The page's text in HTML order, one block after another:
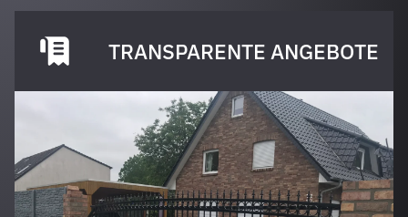
TRANSPARENTE ANGEBOTE